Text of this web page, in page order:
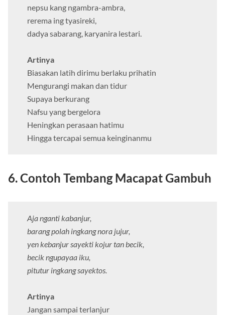
nepsu kang ngambra-ambra,
rerema ing tyasireki,
dadya sabarang, karyanira lestari.
Artinya
Biasakan latih dirimu berlaku prihatin
Mengurangi makan dan tidur
Supaya berkurang
Nafsu yang bergelora
Heningkan perasaan hatimu
Hingga tercapai semua keinginanmu
6. Contoh Tembang Macapat Gambuh
Aja nganti kabanjur,
barang polah ingkang nora jujur,
yen kebanjur sayekti kojur tan becik,
becik ngupayaa iku,
pitutur ingkang sayektos.
Artinya
Jangan sampai terlanjur